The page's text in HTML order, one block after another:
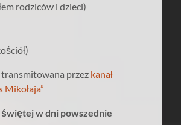
rodziców i dzieci)
przez kanał
Mikołaja”
w dni powszednie